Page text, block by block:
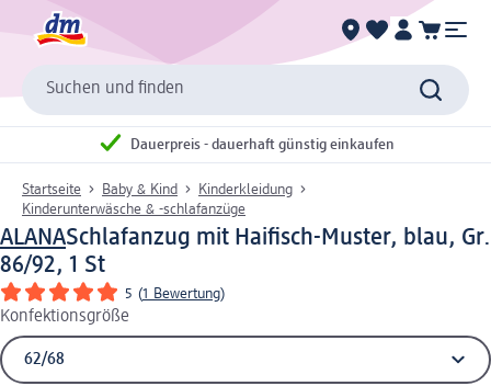
Suchen und finden
Dauerpreis - dauerhaft günstig einkaufen
Startseite Baby & Kind
Kinderkleidung
Kinderunterwäsche & -schlafanzüge
ALANASchlafanzug mit Haifisch-Muster, blau, Gr.
86/92, 1 St
5 (1 Bewertung)
Konfektionsgröße